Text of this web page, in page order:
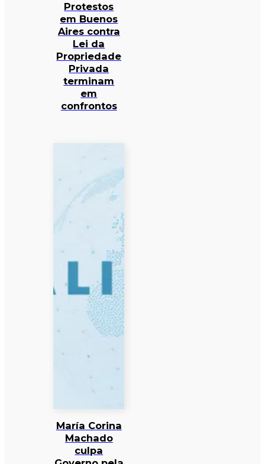
Protestos
em Buenos
Aires contra
Lei da
Propriedade
Privada
terminam
em
confrontos
María Corina
Machado
culpa